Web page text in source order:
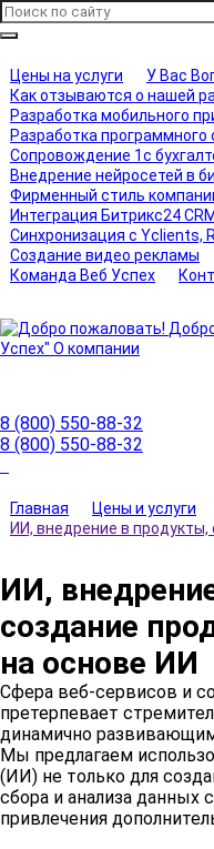
Цены на услуги У Вас
Как отзываются о нашей
Разработка мобильного
Разработка программного
Сопровождение 1с
Внедрение нейросетей в
Фирменный стиль
Интеграция Битрикс24 CRM
Синхронизация с Yclients,
Создание видео рекламы
Команда Веб Успех
Успех" О компании
8 (800) 550-88-32
8 (800) 550-88-32
Главная
Цены и услуги
ИИ, внедрение в
ИИ,
создание
на основе ИИ
Сфера веб-сервисов и
претерпевает
динамично
Мы предлагаем
(ИИ) не только для
сбора и анализа данных
привлечения